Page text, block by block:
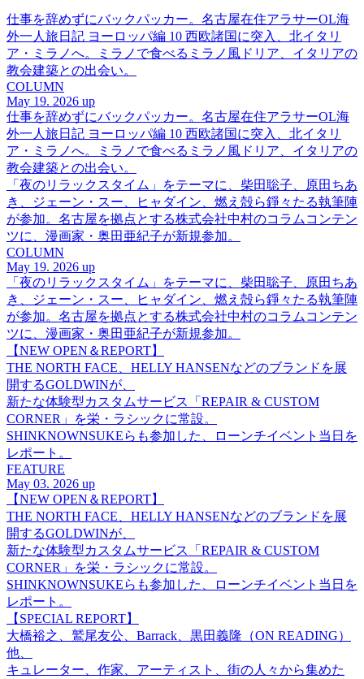
仕事を辞めずにバックパッカー。名古屋在住アラサーOL海
外一人旅日記 ヨーロッパ編 10 西欧諸国に突入、北イタリ
ア・ミラノへ。ミラノで食べるミラノ風ドリア、イタリアの
教会建築との出会い。
COLUMN
May 19. 2026 up
仕事を辞めずにバックパッカー。名古屋在住アラサーOL海
外一人旅日記 ヨーロッパ編 10 西欧諸国に突入、北イタリ
ア・ミラノへ。ミラノで食べるミラノ風ドリア、イタリアの
教会建築との出会い。
「夜のリラックスタイム」をテーマに、柴田聡子、原田ちあ
き、ジェーン・スー、ヒャダイン、燃え殻ら錚々たる執筆陣
が参加。名古屋を拠点とする株式会社中村のコラムコンテン
ツに、漫画家・奥田亜紀子が新規参加。
COLUMN
May 19. 2026 up
「夜のリラックスタイム」をテーマに、柴田聡子、原田ちあ
き、ジェーン・スー、ヒャダイン、燃え殻ら錚々たる執筆陣
が参加。名古屋を拠点とする株式会社中村のコラムコンテン
ツに、漫画家・奥田亜紀子が新規参加。
【NEW OPEN＆REPORT】
THE NORTH FACE、HELLY HANSENなどのブランドを展
開するGOLDWINが、
新たな体験型カスタムサービス「REPAIR & CUSTOM
CORNER」を栄・ラシックに常設。
SHINKNOWNSUKEらも参加した、ローンチイベント当日を
レポート。
FEATURE
May 03. 2026 up
【NEW OPEN＆REPORT】
THE NORTH FACE、HELLY HANSENなどのブランドを展
開するGOLDWINが、
新たな体験型カスタムサービス「REPAIR & CUSTOM
CORNER」を栄・ラシックに常設。
SHINKNOWNSUKEらも参加した、ローンチイベント当日を
レポート。
【SPECIAL REPORT】
大橋裕之、鷲尾友公、Barrack、黒田義隆（ON READING）
他、
キュレーター、作家、アーティスト、街の人々から集めた